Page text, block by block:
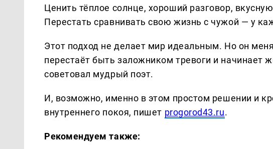
Ценить тёплое солнце, хороший разговор,
Перестать сравнивать свою жизнь с чужой — у
Этот подход не делает мир идеальным. Но он
перестаёт быть заложником тревоги и начинает
советовал мудрый поэт.
И, возможно, именно в этом простом решении и
внутреннего покоя, пишет progorod43.ru.
Рекомендуем также: